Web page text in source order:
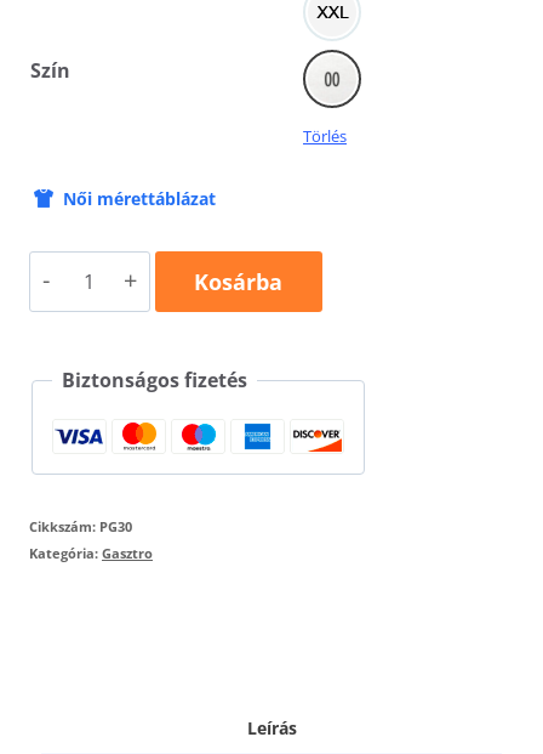
Szín
Törlés
Női mérettáblázat
I'm
just
póló
mennyiség
Kosárba
Biztonságos fizetés
Cikkszám: PG30
Kategória: Gasztro
Leírás